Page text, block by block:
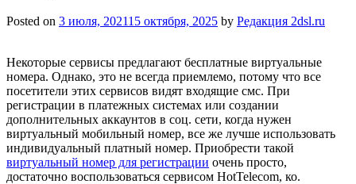
Posted on 3 июля, 202115 октября, 2025 by Редакция 2dsl.ru
Некоторые сервисы предлагают бесплатные виртуальные
номера. Однако, это не всегда приемлемо, потому что все
посетители этих сервисов видят входящие смс. При
регистрации в платежных системах или создании
дополнительных аккаунтов в соц. сети, когда нужен
виртуальный мобильный номер, все же лучше использовать
индивидуальный платный номер. Приобрести такой
виртуальный номер для регистрации очень просто,
достаточно воспользоваться сервисом HotTelecom, ко.